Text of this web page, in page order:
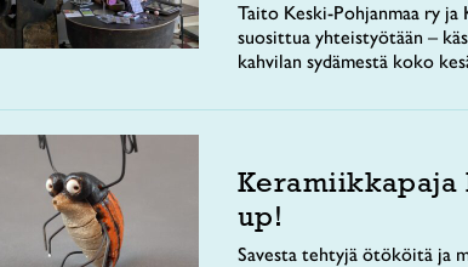
Taito Keski-Pohjanmaa ry
suosittua yhteistyötään –
kahvilan sydämestä koko
Keramiikkapaja
up!
Savesta tehtyjä ötököitä ja